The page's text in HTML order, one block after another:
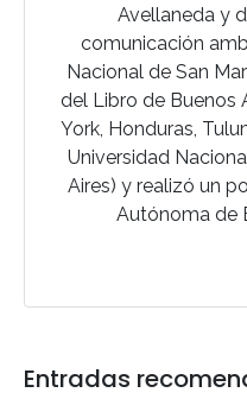
Avellaneda y
comunicación
Nacional de San
del Libro de Buenos
York, Honduras,
Universidad
Aires) y realizó un
Autónoma de
Entradas